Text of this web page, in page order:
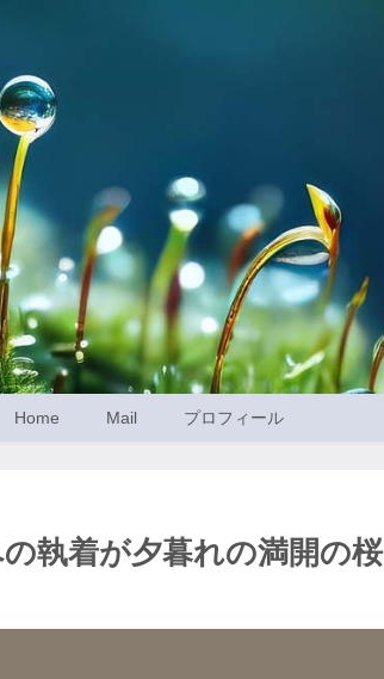
Home Mail プロフィール
執着が夕暮れの満開の桜